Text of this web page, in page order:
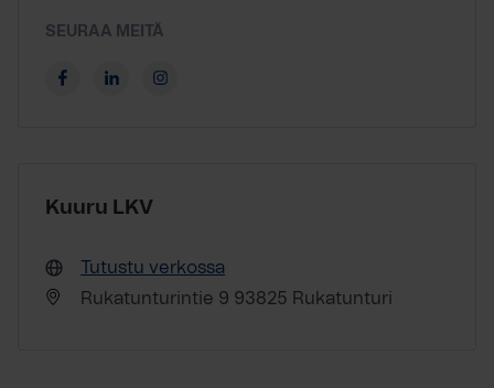
SEURAA MEITÄ
Kuuru LKV
Tutustu verkossa
Rukatunturintie 9 93825 Rukatunturi